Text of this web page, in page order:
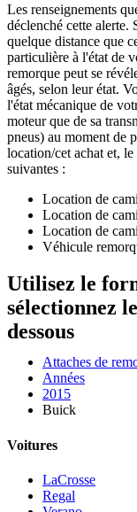
Les renseignements
déclenché cette
quelque distance que
particulière à l'état de
remorque peut se
âgés, selon leur état.
l'état mécanique de
moteur que de sa
pneus) au moment de
location/cet achat et,
suivantes :
Location de
Location de
Location de
Véhicule
Utilisez le
sélectionnez
dessous
Attaches de
Années
2015
Buick
Voitures
LaCrosse
Regal